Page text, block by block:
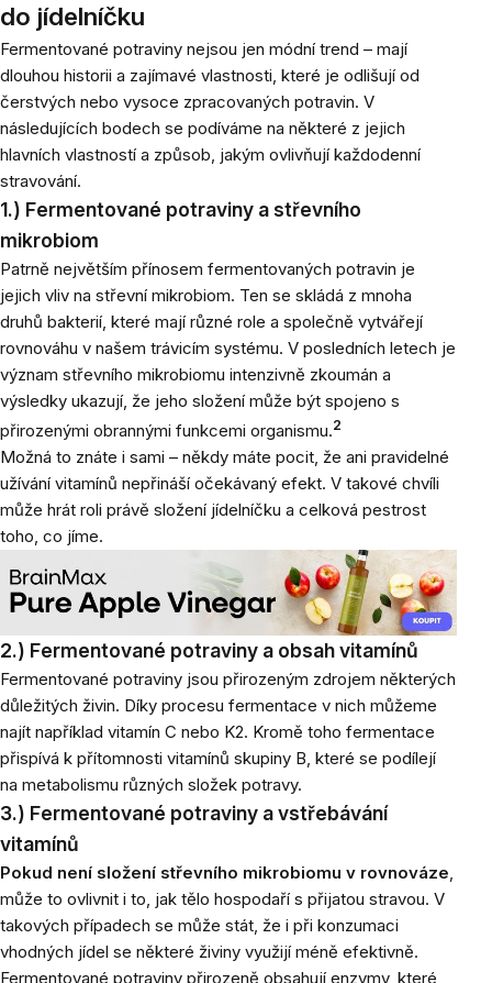
do jídelníčku
Fermentované potraviny nejsou jen módní trend – mají
dlouhou historii a zajímavé vlastnosti, které je odlišují od
čerstvých nebo vysoce zpracovaných potravin. V
následujících bodech se podíváme na některé z jejich
hlavních vlastností a způsob, jakým ovlivňují každodenní
stravování.
1.) Fermentované potraviny a střevního
mikrobiom
Patrně největším přínosem fermentovaných potravin je
jejich vliv na střevní mikrobiom. Ten se skládá z mnoha
druhů bakterií, které mají různé role a společně vytvářejí
rovnováhu v našem trávicím systému. V posledních letech je
význam střevního mikrobiomu intenzivně zkoumán a
výsledky ukazují, že jeho složení může být spojeno s
přirozenými obrannými funkcemi organismu.2
Možná to znáte i sami – někdy máte pocit, že ani pravidelné
užívání vitamínů nepřináší očekávaný efekt. V takové chvíli
může hrát roli právě složení jídelníčku a celková pestrost
toho, co jíme.
2.) Fermentované potraviny a obsah vitamínů
Fermentované potraviny jsou přirozeným zdrojem některých
důležitých živin. Díky procesu fermentace v nich můžeme
najít například vitamín C nebo K2. Kromě toho fermentace
přispívá k přítomnosti vitamínů skupiny B, které se podílejí
na metabolismu různých složek potravy.
3.) Fermentované potraviny a vstřebávání
vitamínů
Pokud není složení střevního mikrobiomu v rovnováze,
může to ovlivnit i to, jak tělo hospodaří s přijatou stravou. V
takových případech se může stát, že i při konzumaci
vhodných jídel se některé živiny využijí méně efektivně.
Fermentované potraviny přirozeně obsahují enzymy, které